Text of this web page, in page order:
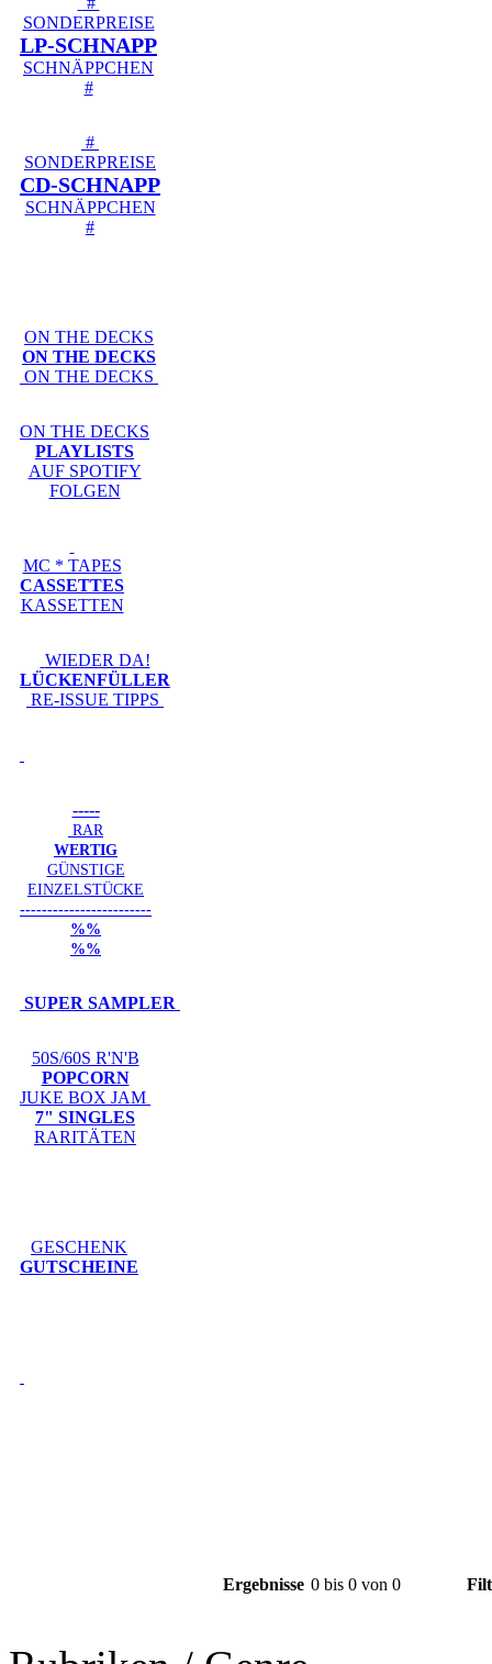
SONDERPREISE
LP-SCHNAPP
SCHNÄPPCHEN
#
#
SONDERPREISE
CD-SCHNAPP
SCHNÄPPCHEN
#
ON THE DECKS
ON THE DECKS
ON THE DECKS
ON THE DECKS
PLAYLISTS
AUF SPOTIFY
FOLGEN
MC * TAPES
CASSETTES
KASSETTEN
WIEDER DA!
LÜCKENFÜLLER
RE-ISSUE TIPPS
-----
RAR
WERTIG
GÜNSTIGE
EINZELSTÜCKE
------------------------
%%
%%
SUPER SAMPLER
50S/60S R'N'B
POPCORN
JUKE BOX JAM
7" SINGLES
RARITÄTEN
GESCHENK
GUTSCHEINE
Ergebnisse 0 bis 0 von 0